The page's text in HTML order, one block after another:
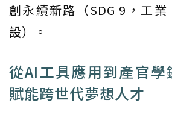
創永續新路（SDG 9，工
設）。
從AI工具應用到產官學
賦能跨世代夢想人才